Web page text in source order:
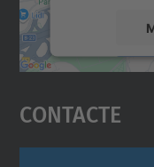
powered
Contacte